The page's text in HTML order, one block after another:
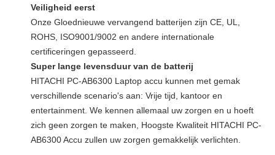
Veiligheid eerst
Onze Gloednieuwe vervangend batterijen zijn CE, UL,
ROHS, ISO9001/9002 en andere internationale
certificeringen gepasseerd.
Super lange levensduur van de batterij
HITACHI PC-AB6300 Laptop accu kunnen met gemak
verschillende scenario's aan: Vrije tijd, kantoor en
entertainment. We kennen allemaal uw zorgen en u hoeft
zich geen zorgen te maken, Hoogste Kwaliteit HITACHI PC-
AB6300 Accu zullen uw zorgen gemakkelijk verlichten.